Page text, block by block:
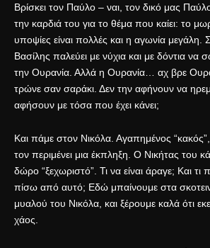
Βρίσκει τον Παύλο – ναι, τον δικό μας
την καρδιά του για το θέμα που καίει: το
υποψίες είναι πολλές και η αγωνία
Βασίλης παλεύει με νύχια και με δόντια να
την Ουρανία. Αλλά η Ουρανία… αχ βρε
τρώνε σαν σαράκι. Δεν την αφήνουν να
αφήσουν με τόσα που έχει κάνει;
Και πάμε στον Νικόλα. Αγαπημένος
τον περιμένει μια έκπληξη. Ο Νικήτας του
δώρο “ξεχωριστό”. Τι να είναι άραγε; Και τι
πίσω από αυτό; Εδώ μπαίνουμε στα
μυαλού του Νικόλα, και ξέρουμε καλά ότι
χάος.